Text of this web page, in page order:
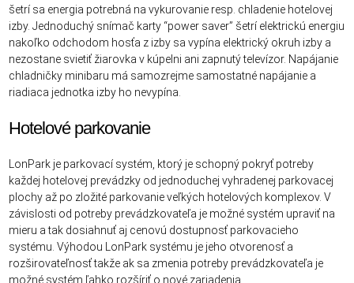
šetrí sa energia potrebná na vykurovanie resp. chladenie hotelovej
izby. Jednoduchý snímač karty “power saver” šetrí elektrickú energiu
nakoľko odchodom hosťa z izby sa vypína elektrický okruh izby a
nezostane svietiť žiarovka v kúpelni ani zapnutý televízor. Napájanie
chladničky minibaru má samozrejme samostatné napájanie a
riadiaca jednotka izby ho nevypína.
Hotelové parkovanie
LonPark je parkovací systém, ktorý je schopný pokryť potreby
každej hotelovej prevádzky od jednoduchej vyhradenej parkovacej
plochy až po zložité parkovanie veľkých hotelových komplexov. V
závislosti od potreby prevádzkovateľa je možné systém upraviť na
mieru a tak dosiahnuť aj cenovú dostupnosť parkovacieho
systému. Výhodou LonPark systému je jeho otvorenosť a
rozširovateľnosť takže ak sa zmenia potreby prevádzkovateľa je
možné systém ľahko rozšíriť o nové zariadenia.